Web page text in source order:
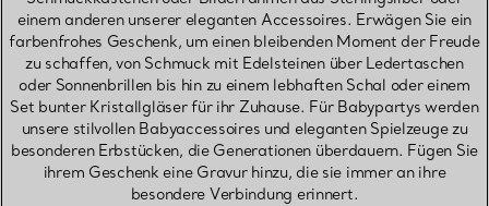
einem anderen unserer eleganten Accessoires. Erwägen Sie ein
farbenfrohes Geschenk, um einen bleibenden Moment der Freude
zu schaffen, von Schmuck mit Edelsteinen über Ledertaschen
oder Sonnenbrillen bis hin zu einem lebhaften Schal oder einem
Set bunter Kristallgläser für ihr Zuhause. Für Babypartys werden
unsere stilvollen Babyaccessoires und eleganten Spielzeuge zu
besonderen Erbstücken, die Generationen überdauern. Fügen Sie
ihrem Geschenk eine Gravur hinzu, die sie immer an ihre
besondere Verbindung erinnert.